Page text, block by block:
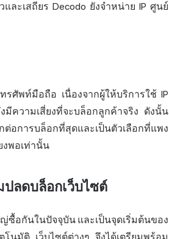
ละเสถียร Decodo ยังจำหน่าย IP ศูนย์
ศัพท์มือถือ เนื่องจากผู้ให้บริการใช้ IP
ความเสี่ยงที่จะบล็อกลูกค้าจริง ดังนั้น
อการบล็อกที่สุดและเป็นตัวเลือกที่แพง
งพอเท่านั้น
ปลดบล็อกเว็บไซต์
ซื้อกันในปัจจุบัน และเป็นจุดเริ่มต้นของ